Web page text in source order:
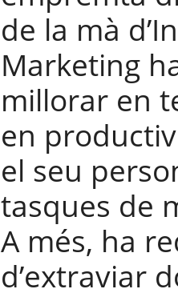
de la mà
Marketing
millorar en
en
el seu
tasques de
A més, ha
d’extraviar